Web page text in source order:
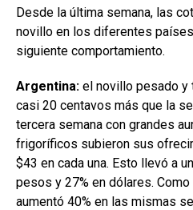
Desde la última semana, las
novillo en los diferentes
siguiente comportamiento.
Argentina: el novillo pesado y
casi 20 centavos más que la
tercera semana con grandes
frigoríficos subieron sus
$43 en cada una. Esto llevó a
pesos y 27% en dólares.
aumentó 40% en las mismas